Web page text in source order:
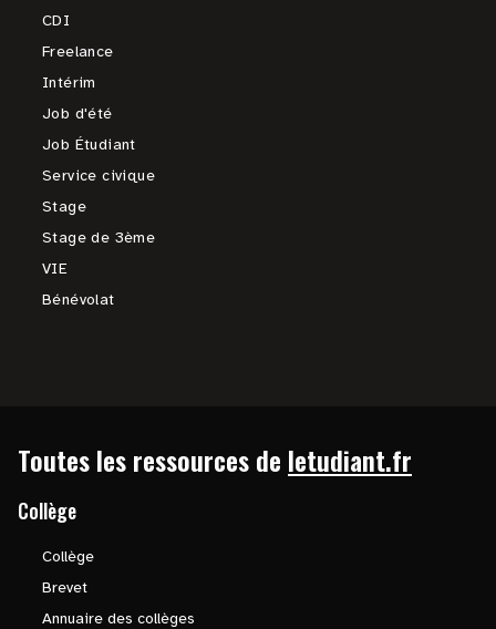
CDI
Freelance
Intérim
Job d'été
Job Étudiant
Service civique
Stage
Stage de 3ème
VIE
Bénévolat
Toutes les ressources de letudiant.fr
Collège
Collège
Brevet
Annuaire des collèges